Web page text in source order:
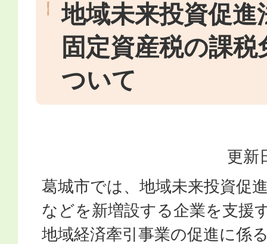
地域未来投資促進
固定資産税の課
ついて
更新
葛城市では、地域未来投資促
などを新増設する企業を支援
地域経済牽引事業の促進に係